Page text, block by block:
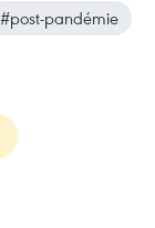
#post-pandémie